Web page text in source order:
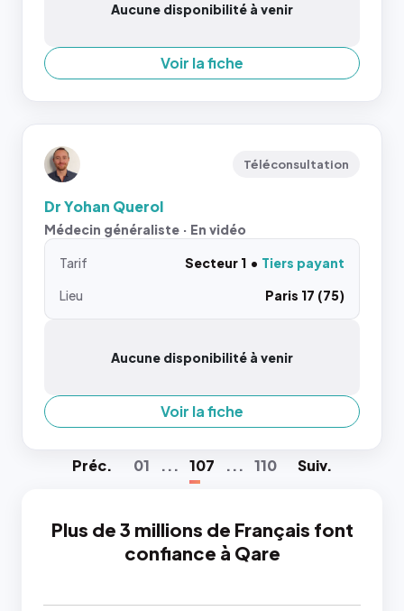
Aucune disponibilité à venir
Voir la fiche
Téléconsultation
Dr Yohan Querol
Médecin généraliste · En vidéo
Tarif Secteur 1
Tiers payant
Lieu
Paris 17 (75)
Aucune disponibilité à venir
Voir la fiche
Préc. 01 ... 107 ... 110 Suiv.
Plus de 3 millions de Français font
confiance à Qare